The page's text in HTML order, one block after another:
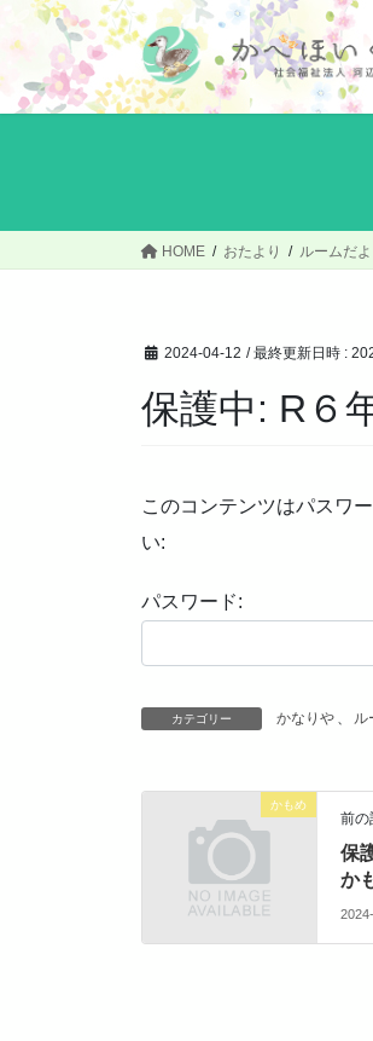
ン
プ
ビ
動
HOME おたより ルームだよ
2024-04-12 / 最終更新日時 :
保護中: R６
このコンテンツはパスワ
い:
パスワード:
カテゴリー かなりや ル
かもめ
前の
保
か